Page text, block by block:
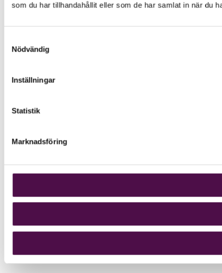
som du har tillhandahållit eller som de har samlat in när du
Nödvändig
Inställningar
Statistik
Marknadsföring